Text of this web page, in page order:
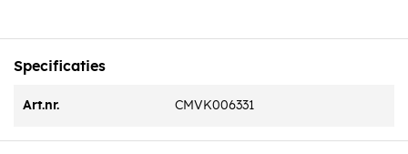
Specificaties
Art.nr. CMVK006331